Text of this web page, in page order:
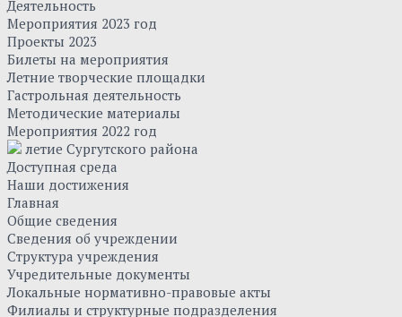
Деятельность
Мероприятия 2023 год
Проекты 2023
Билеты на мероприятия
Летние творческие площадки
Гастрольная деятельность
Методические материалы
Мероприятия 2022 год
летие Сургутского района
Доступная среда
Наши достижения
Главная
Общие сведения
Сведения об учреждении
Структура учреждения
Учредительные документы
Локальные нормативно-правовые акты
Филиалы и структурные подразделения